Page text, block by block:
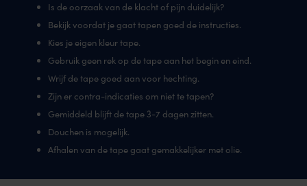
Is de oorzaak van de klacht of pijn duidelijk?
Bekijk voordat je gaat tapen goed de instructies.
Kies je eigen kleur tape.
Gebruik geen rek op de tape aan het begin en eind.
Wrijf de tape goed aan voor hechting.
Zijn er contra-indicaties om niet te tapen?
Gemiddeld blijft de tape 3-7 dagen zitten.
Douchen is mogelijk.
Afhalen van de tape gaat gemakkelijker met olie.